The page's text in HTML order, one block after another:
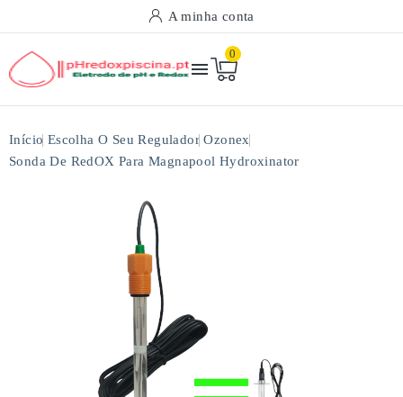
A minha conta

0
Início Escolha O Seu Regulador Ozonex
Sonda De RedOX Para Magnapool Hydroxinator